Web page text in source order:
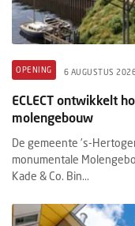
OPENING 6 AUGUSTUS
ECLECT ontwikkelt
molengebouw
De gemeente ’s-
monumentale
Kade & Co. Bin...